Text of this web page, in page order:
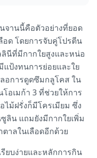
จานนี้คือตัวอย่างที่ยอด
อด โดยการจับคู่โปรตีน
นีที่มีกากใยสูงและหน่อ
ป้งทนการย่อยและใย
อการดูดซึมกลูโคส ใน
อเมก้า 3 ที่ช่วยให้การ
ม้ฝรั่งก็มีโครเมียม ซึ่ง
ลิน แถมยังมีกากใยเพิ่ม
าลในเลือดอีกด้วย
ยบง่ายและหลักการกิน